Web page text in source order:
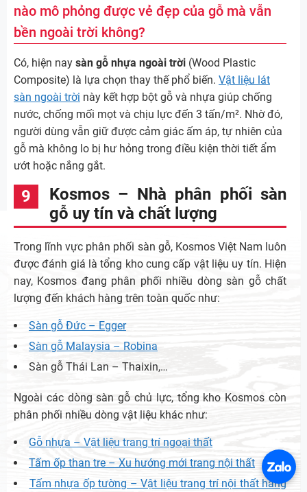
nào mô phỏng được vẻ đẹp của gỗ mà vẫn
bền ngoài trời không?
Có, hiện nay sàn gỗ nhựa ngoài trời (Wood Plastic
Composite) là lựa chọn thay thế phổ biến. Vật liệu lát
sàn ngoài trời này kết hợp bột gỗ và nhựa giúp chống
nước, chống mối mọt và chịu lực đến 3 tấn/m². Nhờ đó,
người dùng vẫn giữ được cảm giác ấm áp, tự nhiên của
gỗ mà không lo bị hư hỏng trong điều kiện thời tiết ẩm
ướt hoặc nắng gắt.
Kosmos – Nhà phân phối sàn
gỗ uy tín và chất lượng
Trong lĩnh vực phân phối sàn gỗ, Kosmos Việt Nam luôn
được đánh giá là tổng kho cung cấp vật liệu uy tín. Hiện
nay, Kosmos đang phân phối nhiều dòng sàn gỗ chất
lượng đến khách hàng trên toàn quốc như:
Sàn gỗ Đức – Egger
Sàn gỗ Malaysia – Robina
Sàn gỗ Thái Lan – Thaixin,…
Ngoài các dòng sàn gỗ chủ lực, tổng kho Kosmos còn
phân phối nhiều dòng vật liệu khác như:
Gỗ nhựa – Vật liệu trang trí ngoại thất
Tấm ốp than tre – Xu hướng mới trang nội thất
Tấm nhựa ốp tường – Vật liệu trang trí nội thất hàng